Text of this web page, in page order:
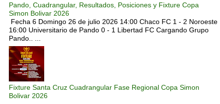
Pando, Cuadrangular, Resultados, Posiciones y Fixture Copa
Simon Bolivar 2026
Fecha 6 Domingo 26 de julio 2026 14:00 Chaco FC 1 - 2 Noroeste
16:00 Universitario de Pando 0 - 1 Libertad FC Cargando Grupo
Pando.. ...
Fixture Santa Cruz Cuadrangular Fase Regional Copa Simon
Bolivar 2026